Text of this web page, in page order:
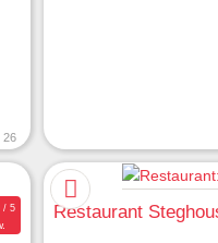
26
Restaurant